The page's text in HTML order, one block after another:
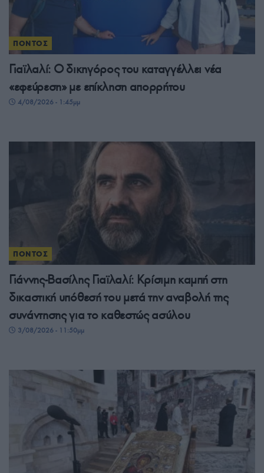
ΠΟΝΤΟΣ
Γιαϊλαλί: Ο δικηγόρος του καταγγέλλει νέα
«εφεύρεση» με επίκληση απορρήτου
4/08/2026 - 1:45μμ
ΠΟΝΤΟΣ
Γιάννης-Βασίλης Γιαϊλαλί: Κρίσιμη καμπή στη
δικαστική υπόθεσή του μετά την αναβολή της
συνάντησης για το καθεστώς ασύλου
3/08/2026 - 11:50μμ